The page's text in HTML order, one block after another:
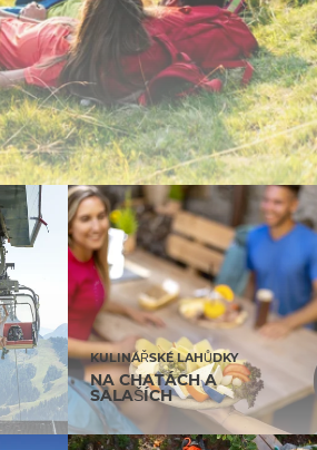
KULINÁŘSKÉ LAHŮDKY
NA CHATÁCH A
SALAŠÍCH